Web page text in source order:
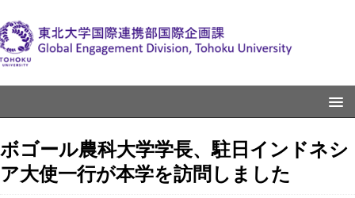
ボゴール農科大学学長、駐日インドネシ
ア大使一行が本学を訪問しました